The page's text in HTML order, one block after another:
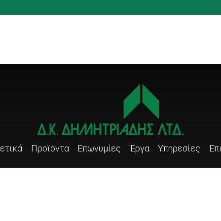
Προϊόντα Επωνυμίες Έργα Υπηρεσίες